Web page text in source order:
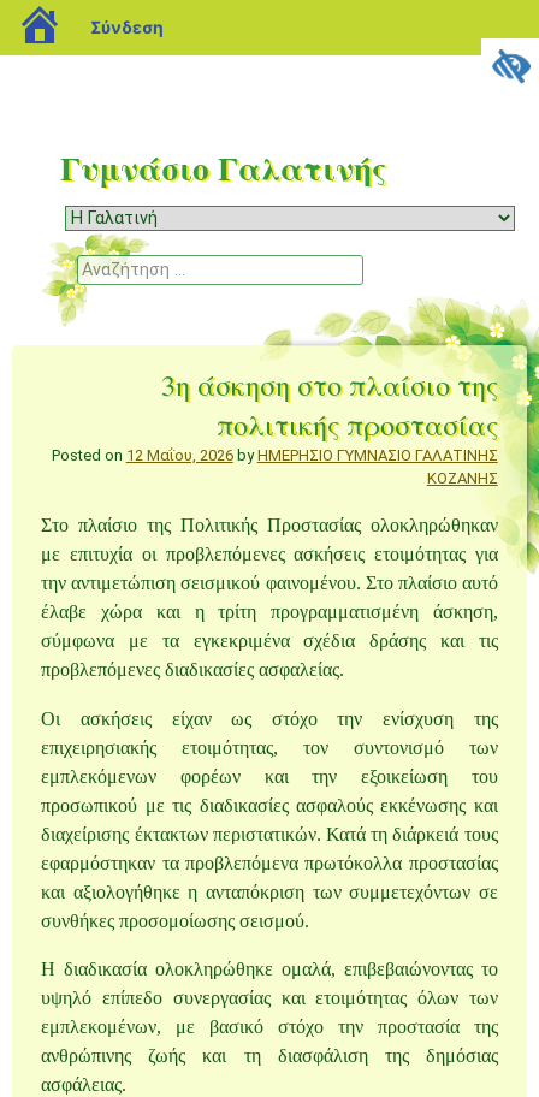
Γυμνάσιο Γαλατινής
Μενού
Μετάβαση
σε
περιεχόμενο
Αναζήτηση
3η άσκηση στο πλαίσιο της
πολιτικής προστασίας
Posted on 12 Μαΐου, 2026byΗΜΕΡΗΣΙΟ ΓΥΜΝΑΣΙΟ ΓΑΛΑΤΙΝΗΣ
ΚΟΖΑΝΗΣ
Στο πλαίσιο της Πολιτικής Προστασίας ολοκληρώθηκαν
με επιτυχία οι προβλεπόμενες ασκήσεις ετοιμότητας για
την αντιμετώπιση σεισμικού φαινομένου. Στο πλαίσιο αυτό
έλαβε χώρα και η τρίτη προγραμματισμένη άσκηση,
σύμφωνα με τα εγκεκριμένα σχέδια δράσης και τις
προβλεπόμενες διαδικασίες ασφαλείας.
Οι ασκήσεις είχαν ως στόχο την ενίσχυση της
επιχειρησιακής ετοιμότητας, τον συντονισμό των
εμπλεκόμενων φορέων και την εξοικείωση του
προσωπικού με τις διαδικασίες ασφαλούς εκκένωσης και
διαχείρισης έκτακτων περιστατικών. Κατά τη διάρκειά τους
εφαρμόστηκαν τα προβλεπόμενα πρωτόκολλα προστασίας
και αξιολογήθηκε η ανταπόκριση των συμμετεχόντων σε
συνθήκες προσομοίωσης σεισμού.
Η διαδικασία ολοκληρώθηκε ομαλά, επιβεβαιώνοντας το
υψηλό επίπεδο συνεργασίας και ετοιμότητας όλων των
εμπλεκομένων, με βασικό στόχο την προστασία της
ανθρώπινης ζωής και τη διασφάλιση της δημόσιας
ασφάλειας.
blogs.sch.gr
Σύνδεση